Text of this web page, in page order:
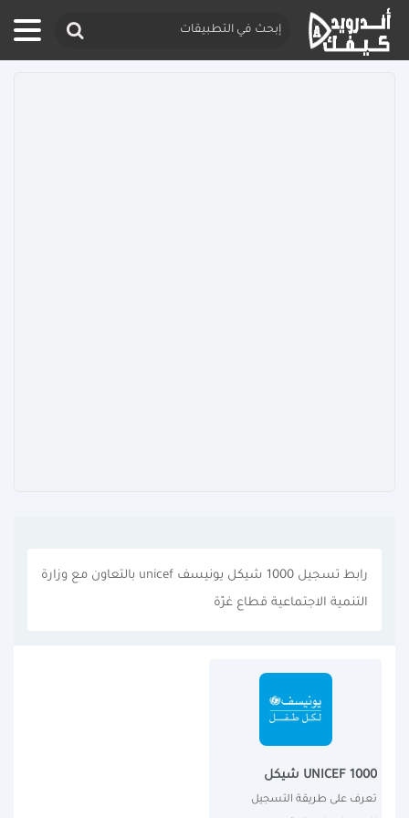
رابط تسجيل 1000 شيكل يونيسف unicef بالتعاون مع وزارة
التنمية الاجتماعية قطاع غزّة
UNICEF 1000 شيكل